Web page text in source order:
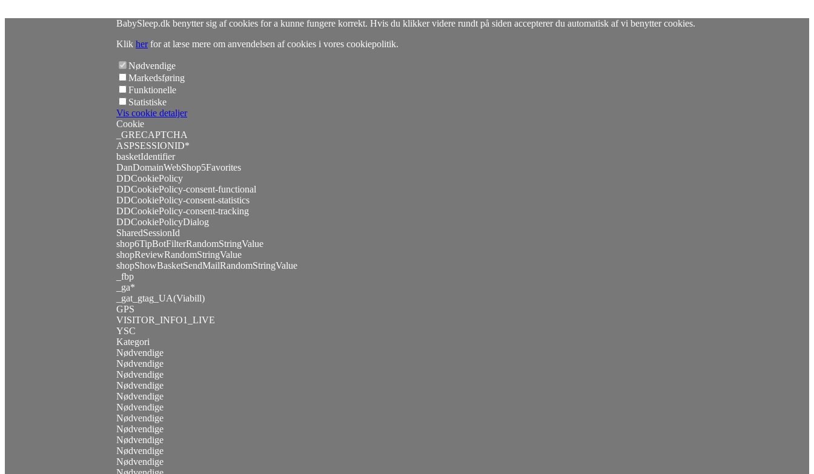
BabySleep.dk benytter sig af cookies for a kunne fungere korrekt. Hvis du klikker videre rundt på siden accepterer du automatisk af vi benytter cookies.
Klik her for at læse mere om anvendelsen af cookies i vores cookiepolitik.
Nødvendige
Markedsføring
Funktionelle
Statistiske
Vis cookie detaljer
Cookie
_GRECAPTCHA
ASPSESSIONID*
basketIdentifier
DanDomainWebShop5Favorites
DDCookiePolicy
DDCookiePolicy-consent-functional
DDCookiePolicy-consent-statistics
DDCookiePolicy-consent-tracking
DDCookiePolicyDialog
SharedSessionId
shop6TipBotFilterRandomStringValue
shopReviewRandomStringValue
shopShowBasketSendMailRandomStringValue
_fbp
_ga*
_gat_gtag_UA(Viabill)
GPS
VISITOR_INFO1_LIVE
YSC
Kategori
Nødvendige
Nødvendige
Nødvendige
Nødvendige
Nødvendige
Nødvendige
Nødvendige
Nødvendige
Nødvendige
Nødvendige
Nødvendige